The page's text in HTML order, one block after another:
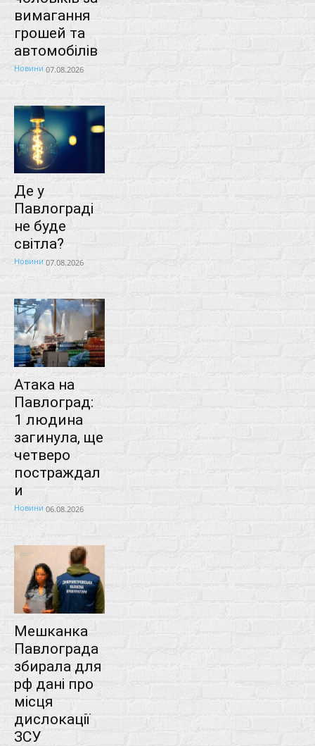
вимагання
грошей та
автомобілів
Новини 07.08.2026
Де у
Павлограді
не буде
світла?
Новини 07.08.2026
Атака на
Павлоград:
1 людина
загинула, ще
четверо
постраждал
и
Новини 06.08.2026
Мешканка
Павлограда
збирала для
рф дані про
місця
дислокації
ЗСУ